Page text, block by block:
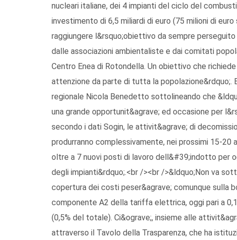
nucleari italiane, dei 4 impianti del ciclo del
investimento di 6,5 miliardi di euro (75 milioni di
raggiungere l&rsquo;obiettivo da sempre
dalle associazioni ambientaliste e dai comitati
Centro Enea di Rotondella. Un obiettivo che
attenzione da parte di tutta la popolazione&rdquo;.
regionale Nicola Benedetto sottolineando che
una grande opportunit&agrave; ed occasione per
secondo i dati Sogin, le attivit&agrave; di
produrranno complessivamente, nei prossimi 15-
oltre a 7 nuovi posti di lavoro dell&#39;indotto per
degli impianti&rdquo;.<br /><br />&ldquo;Non va
copertura dei costi peser&agrave; comunque
componente A2 della tariffa elettrica, oggi pari a
(0,5% del totale). Ci&ograve;, insieme alle
attraverso il Tavolo della Trasparenza, che ha